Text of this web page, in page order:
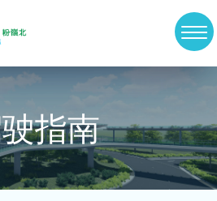
粉
发
展
区
切
換
指南